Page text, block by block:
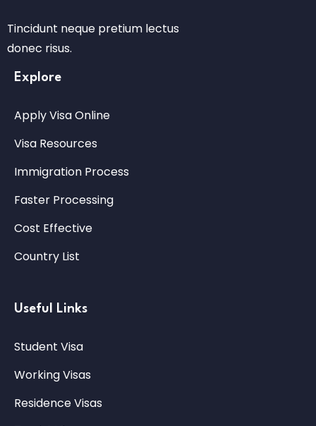
Tincidunt neque pretium lectus
donec risus.
Explore
Apply Visa Online
Visa Resources
Immigration Process
Faster Processing
Cost Effective
Country List
Useful Links
Student Visa
Working Visas
Residence Visas